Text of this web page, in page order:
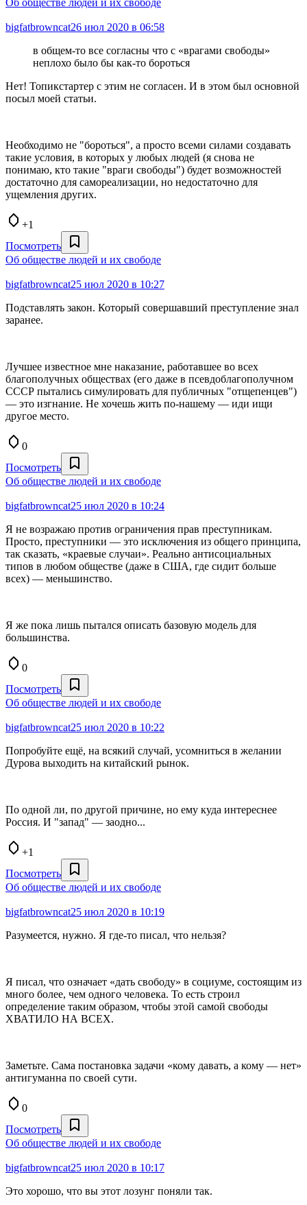
Об обществе людей и их свободе
bigfatbrowncat26 июл 2020 в 06:58
в общем-то все согласны что с «врагами свободы»
неплохо было бы как-то бороться
Нет! Топикстартер с этим не согласен. И в этом был основной
посыл моей статьи.
Необходимо не "бороться", а просто всеми силами создавать
такие условия, в которых у любых людей (я снова не
понимаю, кто такие "враги свободы") будет возможностей
достаточно для самореализации, но недостаточно для
ущемления других.
+1
Посмотреть
Об обществе людей и их свободе
bigfatbrowncat25 июл 2020 в 10:27
Подставлять закон. Который совершавший преступление знал
заранее.
Лучшее известное мне наказание, работавшее во всех
благополучных обществах (его даже в псевдоблагополучном
СССР пытались симулировать для публичных "отщепенцев")
— это изгнание. Не хочешь жить по-нашему — иди ищи
другое место.
0
Посмотреть
Об обществе людей и их свободе
bigfatbrowncat25 июл 2020 в 10:24
Я не возражаю против ограничения прав преступникам.
Просто, преступники — это исключения из общего принципа,
так сказать, «краевые случаи». Реально антисоциальных
типов в любом обществе (даже в США, где сидит больше
всех) — меньшинство.
Я же пока лишь пытался описать базовую модель для
большинства.
0
Посмотреть
Об обществе людей и их свободе
bigfatbrowncat25 июл 2020 в 10:22
Попробуйте ещё, на всякий случай, усомниться в желании
Дурова выходить на китайский рынок.
По одной ли, по другой причине, но ему куда интереснее
Россия. И "запад" — заодно...
+1
Посмотреть
Об обществе людей и их свободе
bigfatbrowncat25 июл 2020 в 10:19
Разумеется, нужно. Я где-то писал, что нельзя?
Я писал, что означает «дать свободу» в социуме, состоящим из
много более, чем одного человека. То есть строил
определение таким образом, чтобы этой самой свободы
ХВАТИЛО НА ВСЕХ.
Заметьте. Сама постановка задачи «кому давать, а кому — нет»
антигуманна по своей сути.
0
Посмотреть
Об обществе людей и их свободе
bigfatbrowncat25 июл 2020 в 10:17
Это хорошо, что вы этот лозунг поняли так.